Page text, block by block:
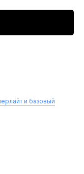
и базовый